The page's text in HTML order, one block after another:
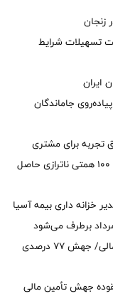
زنجان
تسهیلات شرایط
ایران
جاماندگان
تجربه برای مشتری
نماینده مردم خلخال و کوثر در مجلس: کاهش ۱۰۰ همتی ناترازی حاصل
خزانه داری بیمه آسیا
جایگاه نخست بانك ملت در 10 شاخص مهم مالی/ جهش 77 درصدی
جهش تأمین مالی